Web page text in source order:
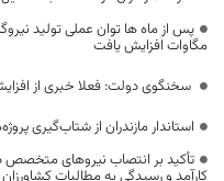
مگاوات افزایش یافت
سخنگوی دولت: فعلا خبری از
استاندار مازندران از شتاب‌گیری
تأکید بر انتصاب نیروهای متخصص
کارآمد و رسیدگی به مطالبات کشاورزان